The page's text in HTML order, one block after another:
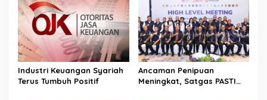
Industri Keuangan Syariah
Terus Tumbuh Positif
Ancaman Penipuan
Meningkat, Satgas PASTI